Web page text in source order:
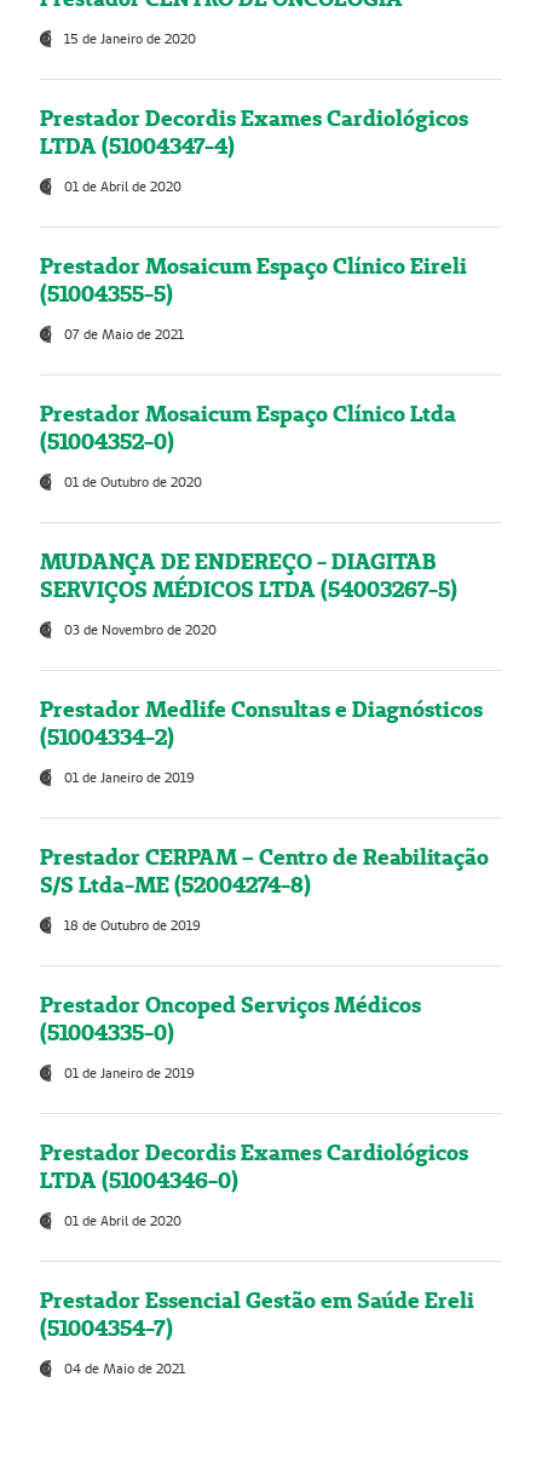
15 de Janeiro de 2020
Prestador Decordis Exames Cardiológicos
LTDA (51004347-4)
01 de Abril de 2020
Prestador Mosaicum Espaço Clínico Eireli
(51004355-5)
07 de Maio de 2021
Prestador Mosaicum Espaço Clínico Ltda
(51004352-0)
01 de Outubro de 2020
MUDANÇA DE ENDEREÇO - DIAGITAB
SERVIÇOS MÉDICOS LTDA (54003267-5)
03 de Novembro de 2020
Prestador Medlife Consultas e Diagnósticos
(51004334-2)
01 de Janeiro de 2019
Prestador CERPAM – Centro de Reabilitação
S/S Ltda-ME (52004274-8)
18 de Outubro de 2019
Prestador Oncoped Serviços Médicos
(51004335-0)
01 de Janeiro de 2019
Prestador Decordis Exames Cardiológicos
LTDA (51004346-0)
01 de Abril de 2020
Prestador Essencial Gestão em Saúde Ereli
(51004354-7)
04 de Maio de 2021